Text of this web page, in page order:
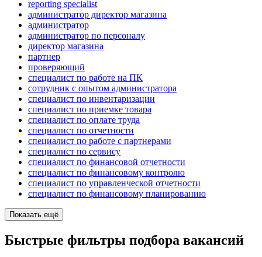
reporting specialist
администратор директор магазина
администратор
администратор по персоналу
директор магазина
партнер
проверяющий
специалист по работе на ПК
сотрудник с опытом администратора
специалист по инвентаризации
специалист по приемке товара
специалист по оплате труда
специалист по отчетности
специалист по работе с партнерами
специалист по сервису
специалист по финансовой отчетности
специалист по финансовому контролю
специалист по управленческой отчетности
специалист по финансовому планированию
Показать ещё
Быстрые фильтры подбора вакансий